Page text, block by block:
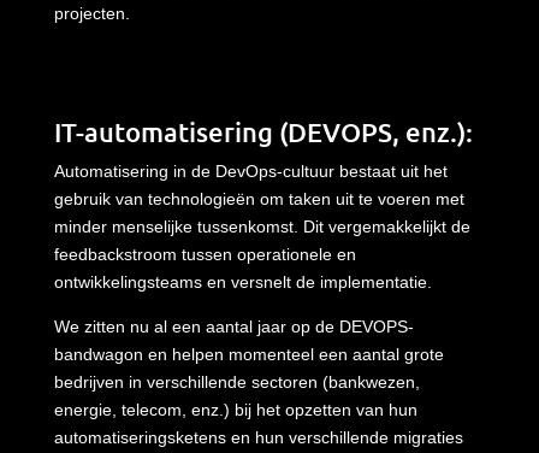
projecten.
IT-automatisering (DEVOPS, enz.):
Automatisering in de DevOps-cultuur bestaat uit het
gebruik van technologieën om taken uit te voeren met
minder menselijke tussenkomst. Dit vergemakkelijkt de
feedbackstroom tussen operationele en
ontwikkelingsteams en versnelt de implementatie.
We zitten nu al een aantal jaar op de DEVOPS-
bandwagon en helpen momenteel een aantal grote
bedrijven in verschillende sectoren (bankwezen,
energie, telecom, enz.) bij het opzetten van hun
automatiseringsketens en hun verschillende migraties